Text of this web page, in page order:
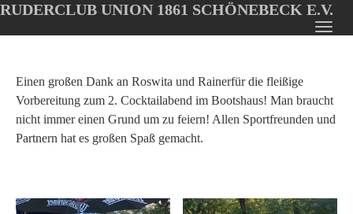
Oops, an error occurred! Code: 2026080604191045c23fc7
main
content
RUDERCLUB UNION 1861 SCHÖNEBECK E.V.
Einen großen Dank an Roswita und Rainerfür die fleißige
Vorbereitung zum 2. Cocktailabend im Bootshaus! Man braucht
nicht immer einen Grund um zu feiern! Allen Sportfreunden und
Partnern hat es großen Spaß gemacht.